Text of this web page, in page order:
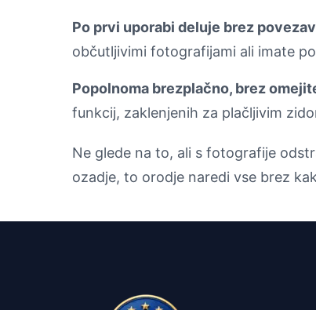
Po prvi uporabi deluje brez
občutljivimi fotografijami ali imate
Popolnoma brezplačno, brez
funkcij, zaklenjenih za plačljivim
Ne glede na to, ali s fotografije
ozadje, to orodje naredi vse brez